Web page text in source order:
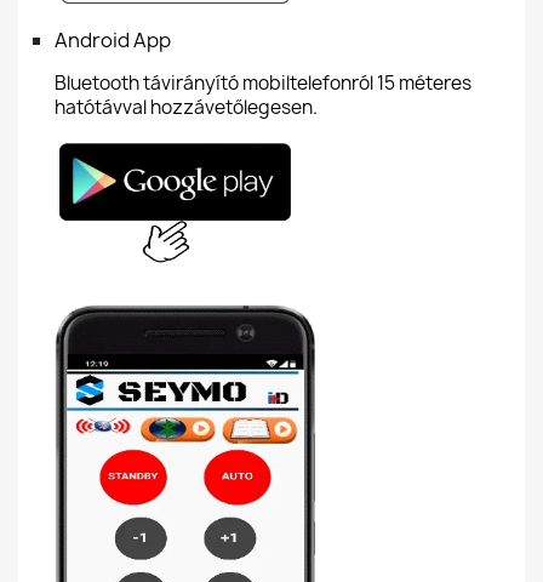
Android App
Bluetooth távirányító mobiltelefonról 15 méteres
hatótávval hozzávetőlegesen.